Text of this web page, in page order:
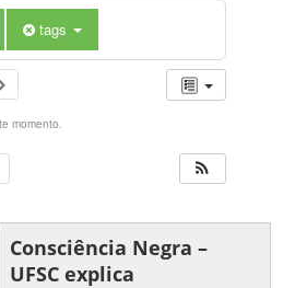
tags
momento.
Consciência Negra –
UFSC explica